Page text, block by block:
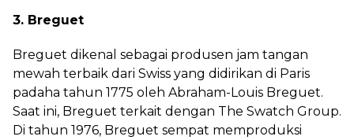
3. Breguet
Breguet dikenal sebagai produsen jam tangan
mewah terbaik dari Swiss yang didirikan di Paris
padaha tahun 1775 oleh Abraham-Louis Breguet.
Saat ini, Breguet terkait dengan The Swatch Group.
Di tahun 1976, Breguet sempat memproduksi